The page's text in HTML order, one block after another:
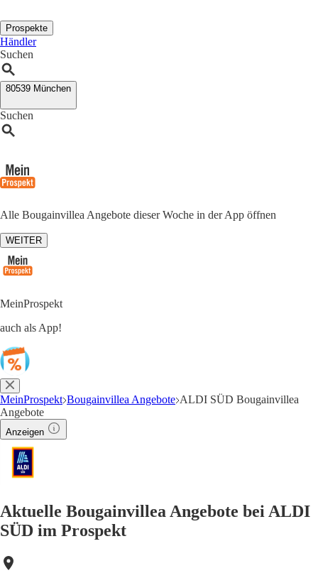
Prospekte
Händler
Suchen
80539 München
Suchen
Alle Bougainvillea Angebote dieser Woche in der App öffnen
WEITER
MeinProspekt
auch als App!
MeinProspekt Bougainvillea Angebote ALDI SÜD Bougainvillea
Angebote
Anzeigen
Aktuelle Bougainvillea Angebote bei ALDI
SÜD im Prospekt